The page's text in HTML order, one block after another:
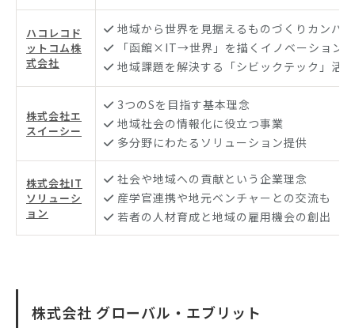
ハコレコド
ットコム株
式会社
地域から世界を見据えるものづくりカンパ
「函館×IT→世界」を描くイノベーション
地域課題を解決する「シビックテック」活用
株式会社エ
スイーシー
3つのSを目指す基本理念
地域社会の情報化に役立つ事業
多分野にわたるソリューション提供
株式会社IT
ソリューシ
ョン
社会や地域への貢献という企業理念
産学官連携や地元ベンチャーとの交流も
若者の人材育成と地域の雇用機会の創出
株式会社 グローバル・エブリット